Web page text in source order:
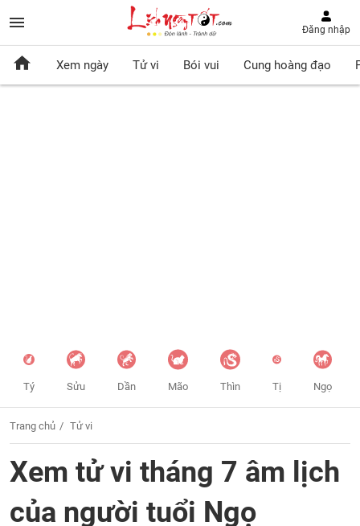
Đăng nhập
Xem ngày Tử vi Bói vui Cung hoàng đạo
Tý Sửu Dần Mão Thìn Tị Ngọ
Trang chủ Tử vi
Xem tử vi tháng 7 âm lịch
của người tuổi Ngọ